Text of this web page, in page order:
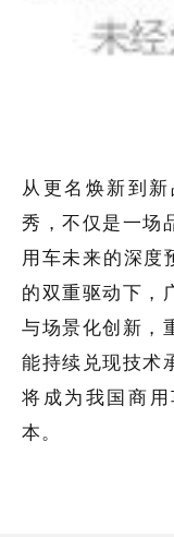
从更名焕新到
秀，不仅是一场
用车未来的深度
的双重驱动下，
与场景化创新，
能持续兑现技术
将成为我国商
本。